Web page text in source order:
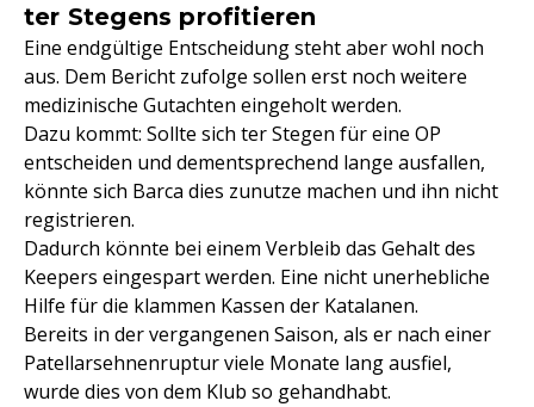
ter Stegens profitieren
Eine endgültige Entscheidung steht aber wohl noch
aus. Dem Bericht zufolge sollen erst noch weitere
medizinische Gutachten eingeholt werden.
Dazu kommt: Sollte sich ter Stegen für eine OP
entscheiden und dementsprechend lange ausfallen,
könnte sich Barca dies zunutze machen und ihn nicht
registrieren.
Dadurch könnte bei einem Verbleib das Gehalt des
Keepers eingespart werden. Eine nicht unerhebliche
Hilfe für die klammen Kassen der Katalanen.
Bereits in der vergangenen Saison, als er nach einer
Patellarsehnenruptur viele Monate lang ausfiel,
wurde dies von dem Klub so gehandhabt.